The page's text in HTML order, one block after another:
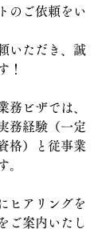
のご依頼をい
いただき、誠
！
務ビザでは、
務経験（一定
格）と従事業
。
ヒアリングを
ご案内いたし